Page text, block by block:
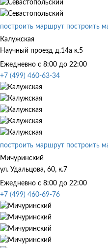
построить маршрут построить
Калужская
Научный проезд д.14а к.5
Ежедневно с 8:00 до 22:00
+7 (499) 460-63-34
построить маршрут построить
Мичуринский
ул. Удальцова, 60, к.7
Ежедневно с 8:00 до 22:00
+7 (499) 460-69-76